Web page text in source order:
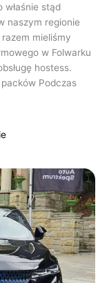
stąd
naszym regionie
mieliśmy
w Folwarku
hostess.
Podczas